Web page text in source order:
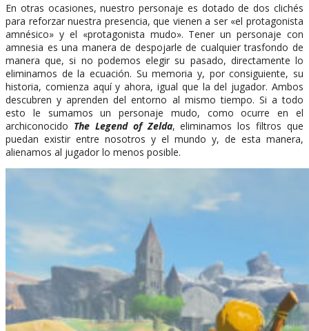
En otras ocasiones, nuestro personaje es dotado de dos clichés
para reforzar nuestra presencia, que vienen a ser «el protagonista
amnésico» y el «protagonista mudo». Tener un personaje con
amnesia es una manera de despojarle de cualquier trasfondo de
manera que, si no podemos elegir su pasado, directamente lo
eliminamos de la ecuación. Su memoria y, por consiguiente, su
historia, comienza aquí y ahora, igual que la del jugador. Ambos
descubren y aprenden del entorno al mismo tiempo. Si a todo
esto le sumamos un personaje mudo, como ocurre en el
archiconocido The Legend of Zelda, eliminamos los filtros que
puedan existir entre nosotros y el mundo y, de esta manera,
alienamos al jugador lo menos posible.